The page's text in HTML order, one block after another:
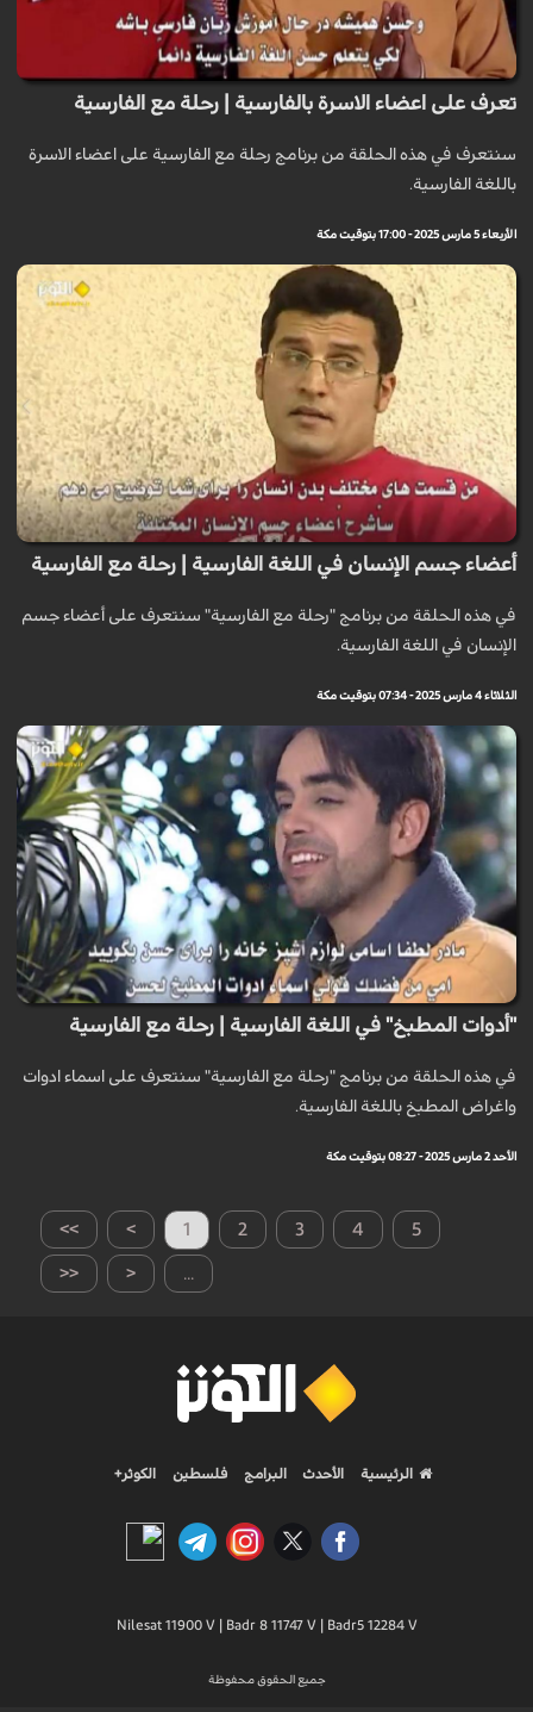
تعرف على اعضاء الاسرة بالفارسية | رحلة مع الفارسية
سنتعرف في هذه الحلقة من برنامج رحلة مع الفارسية على اعضاء الاسرة
باللغة الفارسية.
الأربعاء 5 مارس 2025 - 17:00 بتوقيت مكة
أعضاء جسم الإنسان في اللغة الفارسية | رحلة مع الفارسية
في هذه الحلقة من برنامج "رحلة مع الفارسية" سنتعرف على أعضاء جسم
الإنسان في اللغة الفارسية.
الثلاثاء 4 مارس 2025 - 07:34 بتوقيت مكة
"أدوات المطبخ" في اللغة الفارسية | رحلة مع الفارسية
في هذه الحلقة من برنامج "رحلة مع الفارسية" سنتعرف على اسماء ادوات
واغراض المطبخ باللغة الفارسية.
الأحد 2 مارس 2025 - 08:27 بتوقيت مكة
>> > 1 2 3 4 5
...
<
<<
الرئيسية الأحدث البرامج فلسطين الكوثر+
Nilesat 11900 V | Badr 8 11747 V | Badr5 12284 V
جميع الحقوق محفوظة